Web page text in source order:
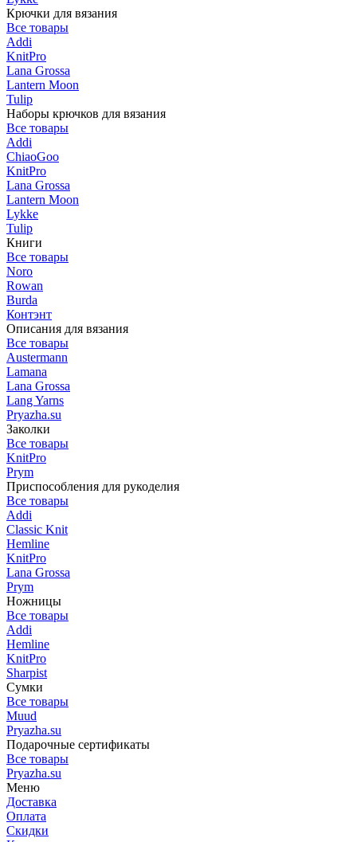
Крючки для вязания
Все товары
Addi
KnitPro
Lana Grossa
Lantern Moon
Tulip
Наборы крючков для вязания
Все товары
Addi
ChiaoGoo
KnitPro
Lana Grossa
Lantern Moon
Lykke
Tulip
Книги
Все товары
Noro
Rowan
Burda
Контэнт
Описания для вязания
Все товары
Austermann
Lamana
Lana Grossa
Lang Yarns
Pryazha.su
Заколки
Все товары
KnitPro
Prym
Приспособления для рукоделия
Все товары
Addi
Classic Knit
Hemline
KnitPro
Lana Grossa
Prym
Ножницы
Все товары
Addi
Hemline
KnitPro
Sharpist
Сумки
Все товары
Muud
Pryazha.su
Подарочные сертификаты
Все товары
Pryazha.su
Меню
Доставка
Оплата
Скидки